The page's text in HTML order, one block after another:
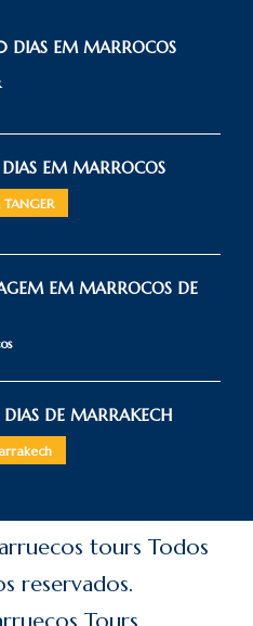
DIAS EM MARROCOS
EM MARROCOS
EM MARROCOS DE
DIAS DE MARRAKECH
tours Todos
reservados.